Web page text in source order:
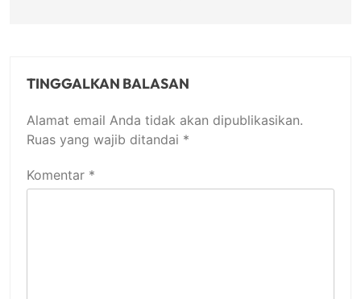
TINGGALKAN BALASAN
Alamat email Anda tidak akan dipublikasikan.
Ruas yang wajib ditandai *
Komentar *